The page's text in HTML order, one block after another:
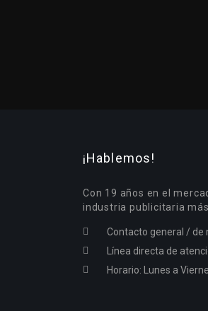
¡Hablemos!
Con 19 años en el
industria publicitaria
Contacto general / de
Línea directa de
Horario: Lunes a